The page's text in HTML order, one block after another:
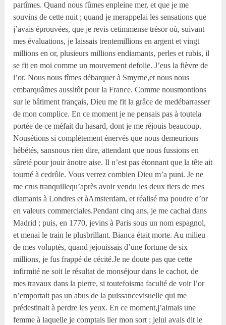
partîmes. Quand nous fûmes enpleine mer, et que je me
souvins de cette nuit ; quand je merappelai les sensations que
j’avais éprouvées, que je revis cetimmense trésor où, suivant
mes évaluations, je laissais trentemillions en argent et vingt
millions en or, plusieurs millions endiamants, perles et rubis, il
se fit en moi comme un mouvement defolie. J’eus la fièvre de
l’or. Nous nous fîmes débarquer à Smyrne,et nous nous
embarquâmes aussitôt pour la France. Comme nousmontions
sur le bâtiment français, Dieu me fit la grâce de medébarrasser
de mon complice. En ce moment je ne pensais pas à toutela
portée de ce méfait du hasard, dont je me réjouis beaucoup.
Nousétions si complétement énervés que nous demeurions
hébétés, sansnous rien dire, attendant que nous fussions en
sûreté pour jouir ànotre aise. Il n’est pas étonnant que la tête ait
tourné à cedrôle. Vous verrez combien Dieu m’a puni. Je ne
me crus tranquillequ’après avoir vendu les deux tiers de mes
diamants à Londres et àAmsterdam, et réalisé ma poudre d’or
en valeurs commerciales.Pendant cinq ans, je me cachai dans
Madrid ; puis, en 1770, jevins à Paris sous un nom espagnol,
et menai le train le plusbrillant. Bianca était morte. Au milieu
de mes voluptés, quand jejouissais d’une fortune de six
millions, je fus frappé de cécité.Je ne doute pas que cette
infirmité ne soit le résultat de monséjour dans le cachot, de
mes travaux dans la pierre, si toutefoisma faculté de voir l’or
n’emportait pas un abus de la puissancevisuelle qui me
prédestinait à perdre les yeux. En ce moment,j’aimais une
femme à laquelle je comptais lier mon sort ; jelui avais dit le